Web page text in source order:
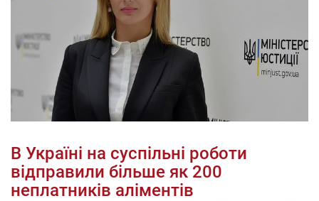
В Україні на суспільні роботи
відправили більше як 200
неплатників аліментів